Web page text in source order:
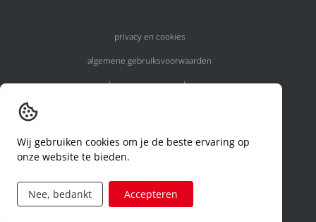
privacy en cookies
algemene gebruiksvoorwaarden
algemene voorwaarden
code of conduct
aanvraag rechten ivm privacy
Wij gebruiken cookies om je de beste ervaring op
onze website te bieden.
Nee, bedankt Accepteren